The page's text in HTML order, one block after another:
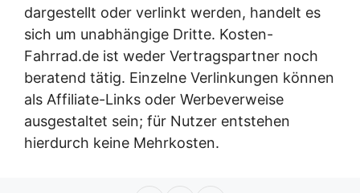
dargestellt oder verlinkt werden, handelt es
sich um unabhängige Dritte. Kosten-
Fahrrad.de ist weder Vertragspartner noch
beratend tätig. Einzelne Verlinkungen können
als Affiliate-Links oder Werbeverweise
ausgestaltet sein; für Nutzer entstehen
hierdurch keine Mehrkosten.